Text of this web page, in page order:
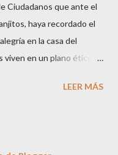
Ciudadanos que ante el
haya recordado el
en la casa del
en un plano ético
defensores acérrimos de
LEER MÁS